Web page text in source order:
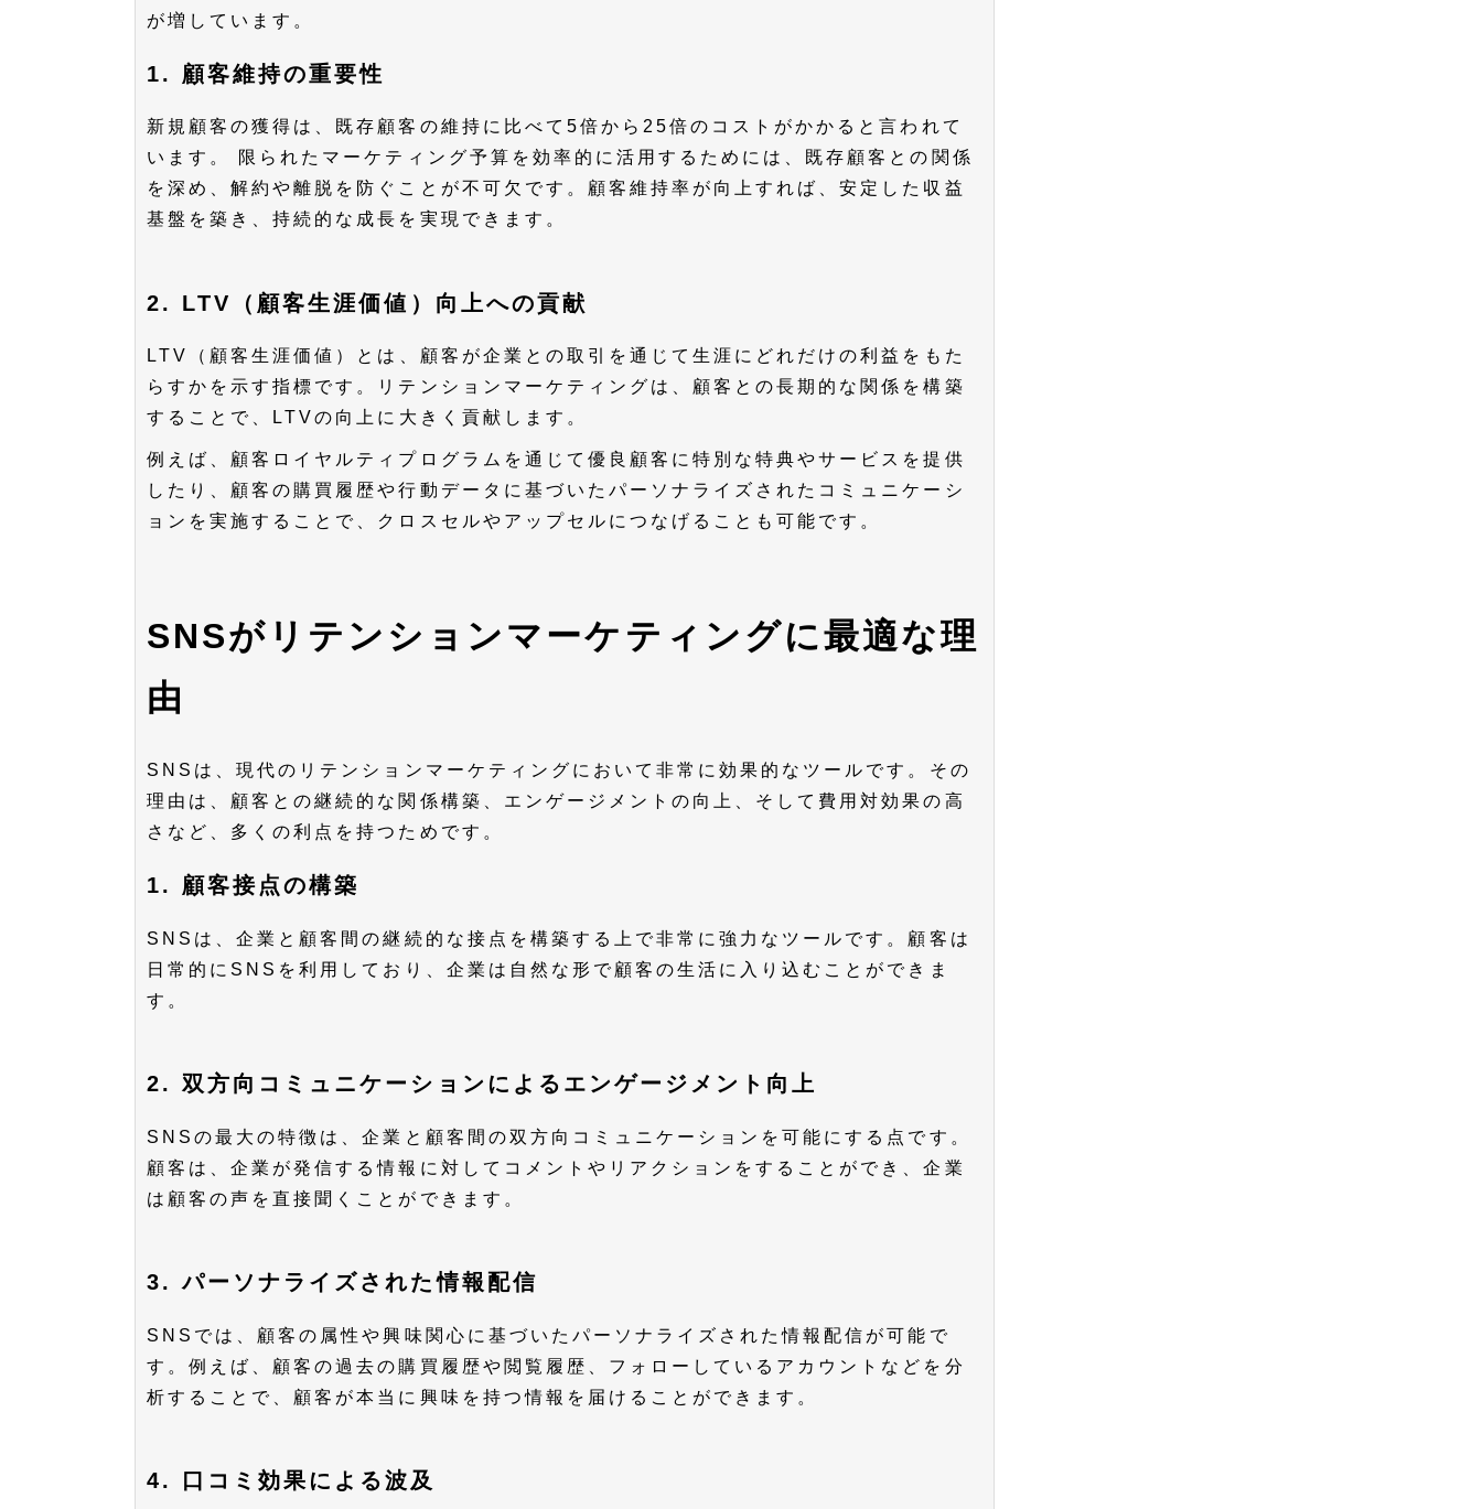
が増しています。
1. 顧客維持の重要性
新規顧客の獲得は、既存顧客の維持に比べて5倍から25倍のコストがかかると言われて
います。 限られたマーケティング予算を効率的に活用するためには、既存顧客との関係
を深め、解約や離脱を防ぐことが不可欠です。顧客維持率が向上すれば、安定した収益
基盤を築き、持続的な成長を実現できます。
2. LTV（顧客生涯価値）向上への貢献
LTV（顧客生涯価値）とは、顧客が企業との取引を通じて生涯にどれだけの利益をもた
らすかを示す指標です。リテンションマーケティングは、顧客との長期的な関係を構築
することで、LTVの向上に大きく貢献します。
例えば、顧客ロイヤルティプログラムを通じて優良顧客に特別な特典やサービスを提供
したり、顧客の購買履歴や行動データに基づいたパーソナライズされたコミュニケーシ
ョンを実施することで、クロスセルやアップセルにつなげることも可能です。
SNSがリテンションマーケティングに最適な理
由
SNSは、現代のリテンションマーケティングにおいて非常に効果的なツールです。その
理由は、顧客との継続的な関係構築、エンゲージメントの向上、そして費用対効果の高
さなど、多くの利点を持つためです。
1. 顧客接点の構築
SNSは、企業と顧客間の継続的な接点を構築する上で非常に強力なツールです。顧客は
日常的にSNSを利用しており、企業は自然な形で顧客の生活に入り込むことができま
す。
2. 双方向コミュニケーションによるエンゲージメント向上
SNSの最大の特徴は、企業と顧客間の双方向コミュニケーションを可能にする点です。
顧客は、企業が発信する情報に対してコメントやリアクションをすることができ、企業
は顧客の声を直接聞くことができます。
3. パーソナライズされた情報配信
SNSでは、顧客の属性や興味関心に基づいたパーソナライズされた情報配信が可能で
す。例えば、顧客の過去の購買履歴や閲覧履歴、フォローしているアカウントなどを分
析することで、顧客が本当に興味を持つ情報を届けることができます。
4. 口コミ効果による波及